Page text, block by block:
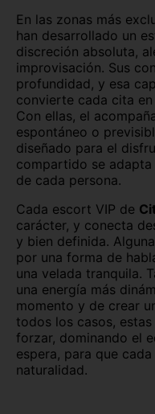
En las zonas más
han desarrollado un
discreción absoluta,
improvisación. Sus
profundidad, y esa
convierte cada cita
Con ellas, el
espontáneo o
diseñado para el
compartido se
de cada persona.
Cada escort VIP de
carácter, y conecta
y bien definida.
por una forma de
una velada tranquila.
una energía más
momento y de crear
todos los casos,
forzar, dominando el
espera, para que
naturalidad.